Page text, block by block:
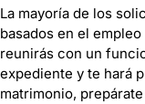
La mayoría de los
basados en el
reunirás con un
expediente y te hará
matrimonio,